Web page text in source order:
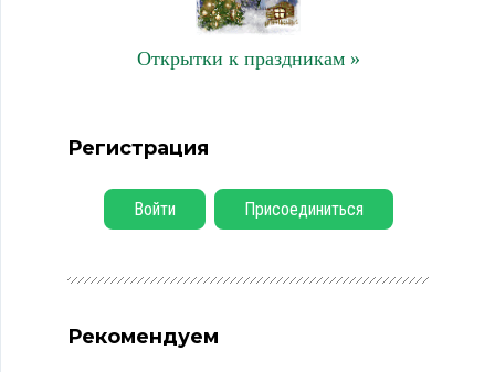
Открытки к праздникам »
Регистрация
Войти Присоединиться
Рекомендуем